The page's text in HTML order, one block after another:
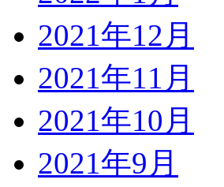
2021年12月
2021年11月
2021年10月
2021年9月